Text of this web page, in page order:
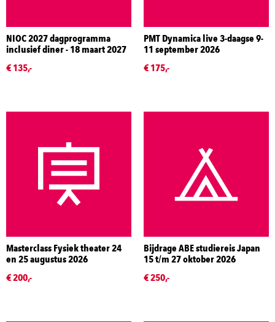
NIOC 2027 dagprogramma
inclusief diner - 18 maart 2027
€ 135,-
PMT Dynamica live 3-daagse 9-
11 september 2026
€ 175,-
Masterclass Fysiek theater 24
en 25 augustus 2026
€ 200,-
Bijdrage ABE studiereis Japan
15 t/m 27 oktober 2026
€ 250,-